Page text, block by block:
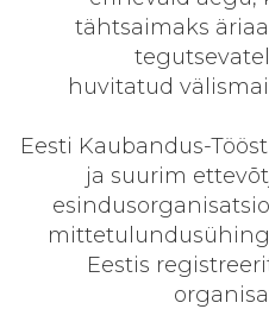
tähtsaimaks
huvitatud
Eesti Kaubandus-
ja suurim
Eestis